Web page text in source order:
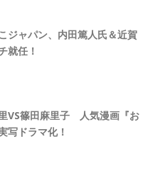
ジャパン、内田篤人氏＆近賀
就任！
VS篠田麻里子 人気漫画『お
写ドラマ化！